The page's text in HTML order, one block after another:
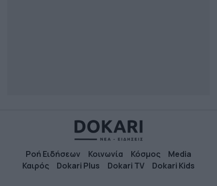
Ροή Ειδήσεων Κοινωνία Κόσμος
Media
Καιρός
Dokari Plus Dokari TV Dokari Kids